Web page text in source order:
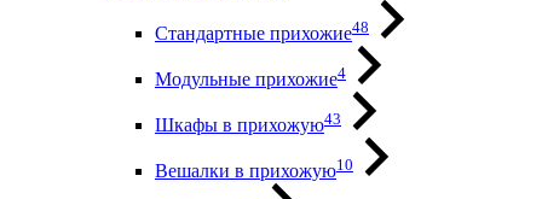
Стандартные прихожие48
Модульные прихожие4
Шкафы в прихожую43
Вешалки в прихожую10